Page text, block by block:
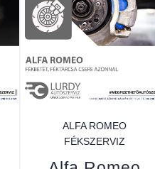
ALFA ROMEO
FÉKSZERVIZ